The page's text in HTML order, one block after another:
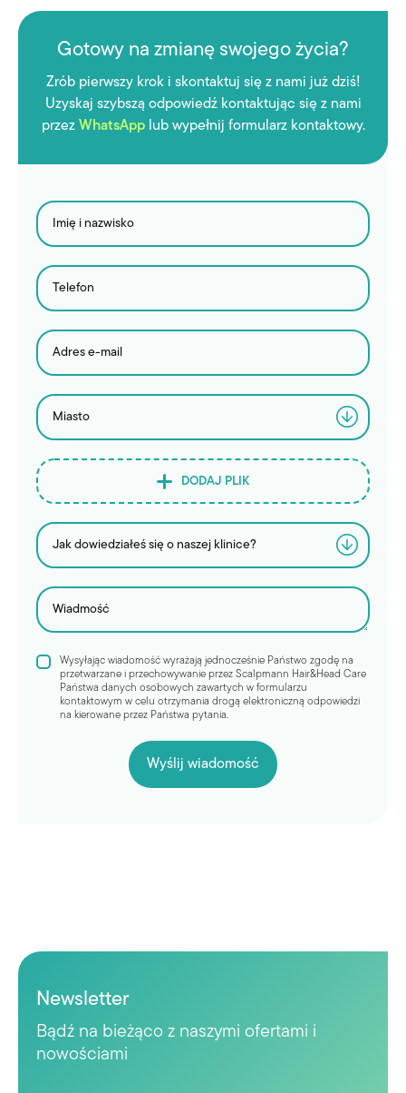
Gotowy na zmianę swojego życia?
Zrób pierwszy krok i skontaktuj się z nami już dziś!
Uzyskaj szybszą odpowiedź kontaktując się z nami
przez WhatsApplub wypełnij formularz kontaktowy.
DODAJ PLIK
Wysyłając wiadomość wyrażają jednocześnie Państwo zgodę na
przetwarzane i przechowywanie przez Scalpmann Hair&Head Care
Państwa danych osobowych zawartych w formularzu
kontaktowym w celu otrzymania drogą elektroniczną odpowiedzi
na kierowane przez Państwa pytania.
Newsletter
Bądź na bieżąco z naszymi ofertami i
nowościami